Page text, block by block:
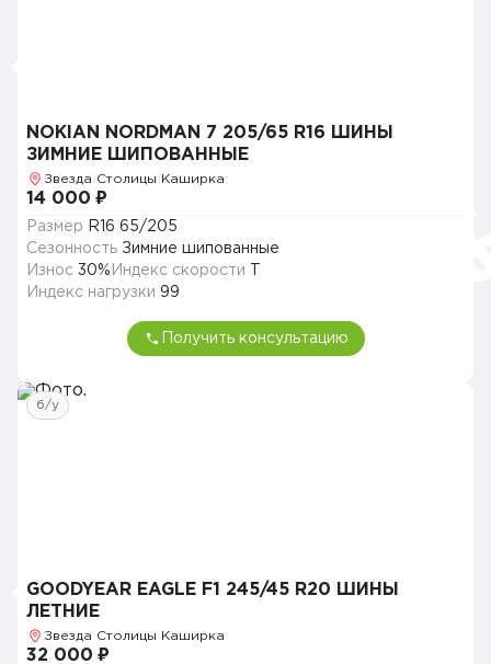
NOKIAN NORDMAN 7 205/65 R16 ШИНЫ
ЗИМНИЕ ШИПОВАННЫЕ
Звезда Столицы Каширка
14 000 ₽
Размер
R16 65/205
Сезонность Зимние шипованные
Износ 30% Индекс скорости
Индекс нагрузки 99
Получить консультацию
б/у
GOODYEAR EAGLE F1 245/45 R20 ШИНЫ
ЛЕТНИЕ
Звезда Столицы Каширка
32 000 ₽